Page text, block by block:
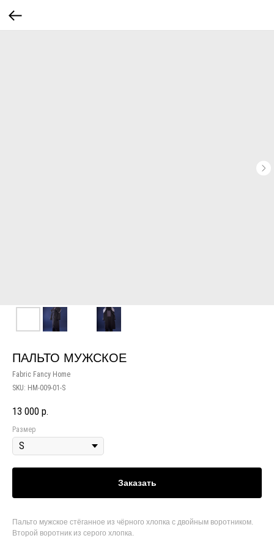
ПАЛЬТО МУЖСКОЕ
Fabric Fancy Home
SKU: HM-009-01-S
13 000 р.
Размер
Заказать
Пальто мужское стёганное из чёрного хлопка с двойным воротником.
Второй воротник из серого хлопка.